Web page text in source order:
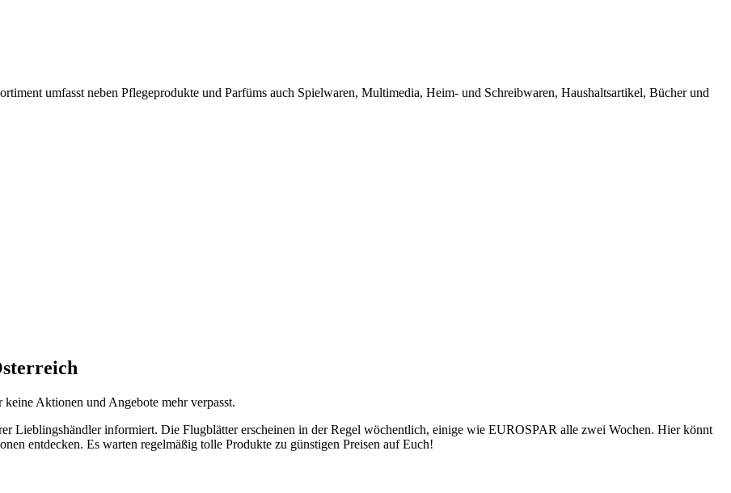
umfasst neben Pflegeprodukte und Parfüms auch Spielwaren, Multimedia, Heim- und Schreibwaren, Haushaltsartikel, Bücher und
Aktionen und Angebote mehr verpasst.
Lieblingshändler informiert. Die Flugblätter erscheinen in der Regel wöchentlich, einige wie EUROSPAR alle zwei Wochen. Hier könnt
entdecken. Es warten regelmäßig tolle Produkte zu günstigen Preisen auf Euch!